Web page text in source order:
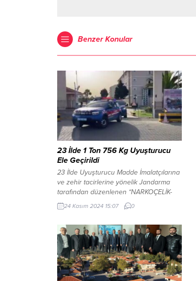
Benzer Konular
23 İlde 1 Ton 756 Kg Uyuşturucu
Ele Geçirildi
23 İlde Uyuşturucu Madde İmalatçılarına
ve zehir tacirlerine yönelik Jandarma
tarafından düzenlenen “NARKOÇELİK-
49” operasyonlarında; 1 Ton 756 Kg
Uyuşturucu Madde, 995 Bin adet kök
835 adet (23 ilde yakalanan toplam)
Uyuşturucu Hap ele geçirildi, 58 Şüpheli
Zehir Taciri yakalandı, 40’ı tutuklandı, 4’ü
hakkında...
24 Kasım 2024 15:07 0